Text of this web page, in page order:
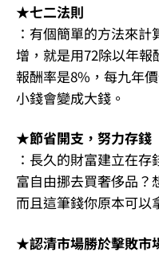
★七二法則
：有個簡單的方法來
增，就是用72除以年
報酬率是8%，每九年
小錢會變成大錢。
★節省開支，努力存錢
：長久的財富建立在
富自由挪去買奢侈品？
而且這筆錢你原本可以
★認清市場勝於擊敗市